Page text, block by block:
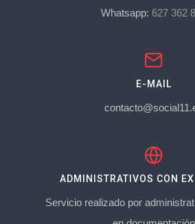
Whatsapp: 627 362
E-MAIL
ADMINISTRATIVOS CON
Servicio realizado por